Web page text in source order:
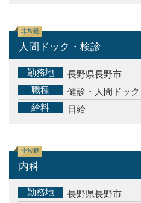
非常勤
人間ドック・検診
勤務地
長野県長野市
職種
健診・人間ドック
給料
日給
非常勤
内科
勤務地
長野県長野市